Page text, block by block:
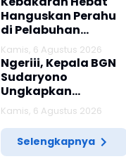
Modus Titip Limit
Paylater
Hanguskan Perahu
di Pelabuhan
Karangsong
Indramayu
Kamis, 6 Agustus 2026
Ngeriii, Kepala BGN
Sudaryono
Ungkapkan
Diketemukan Ada 6
Juta Data Ganda
Siswa Penerima MBG
Kamis, 6 Agustus 2026
Selengkapnya